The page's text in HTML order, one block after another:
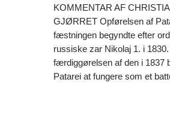
KOMMENTAR AF
GJØRRET Opførelsen af
fæstningen begyndte efter
russiske zar Nikolaj 1. i
færdiggørelsen af den i 1837
Patarei at fungere som et